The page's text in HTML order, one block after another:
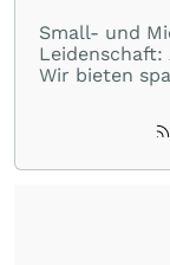
Small- und
Leidenschaft:
Wir bieten
Einblicke in